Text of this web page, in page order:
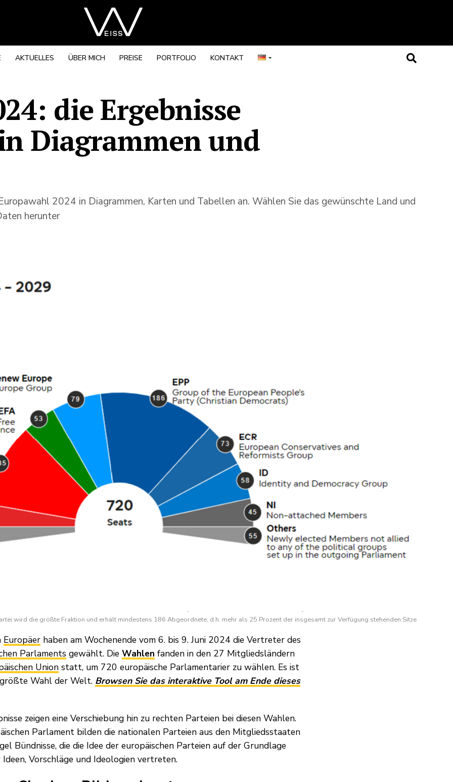
AKTUELLES ÜBER MICH PREISE PORTFOLIO KONTAKT
die Ergebnisse
Diagrammen und
2024 in Diagrammen, Karten und Tabellen an. Wählen Sie das gewünschte Land und
herunter
wird die größte Fraktion und erhält mindestens 186 Abgeordnete, d.h. mehr als 25 Prozent der insgesamt zur Verfügung stehenden Sitze
Europäer haben am Wochenende vom 6. bis 9. Juni 2024 die Vertreter des
Parlaments gewählt. Die Wahlen fanden in den 27 Mitgliedsländern
Union statt, um 720 europäische Parlamentarier zu wählen. Es ist
Wahl der Welt. Browsen Sie das interaktive Tool am Ende dieses
zeigen eine Verschiebung hin zu rechten Parteien bei diesen Wahlen.
Parlament bilden die nationalen Parteien aus den Mitgliedsstaaten
Bündnisse, die die Idee der europäischen Parteien auf der Grundlage
Ideen, Vorschläge und Ideologien vertreten.